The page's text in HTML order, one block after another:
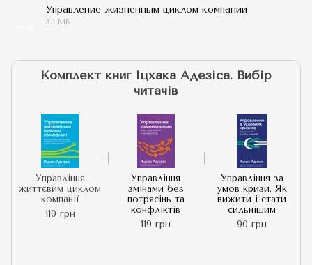
Управление жизненным циклом компании
3.1 МБ
Комплект книг Іцхака Адезіса. Вибір
читачів
Управління
життєвим циклом
компанії
110 грн
Управління
змінами без
потрясінь та
конфліктів
119 грн
Управління за
умов кризи. Як
вижити і стати
сильнішим
90 грн